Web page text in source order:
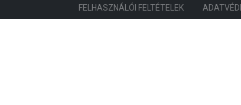
FELHASZNÁLÓI FELTÉTELEK